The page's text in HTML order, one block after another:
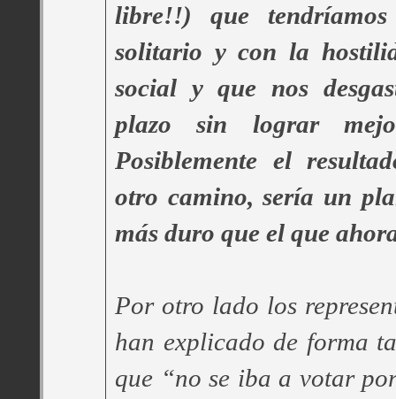
libre!!) que
solitario y con la
social y que nos
plazo sin lograr
Posiblemente el
otro camino, sería un
más duro que el que
Por otro lado los
han explicado de forma
que “no se iba a votar